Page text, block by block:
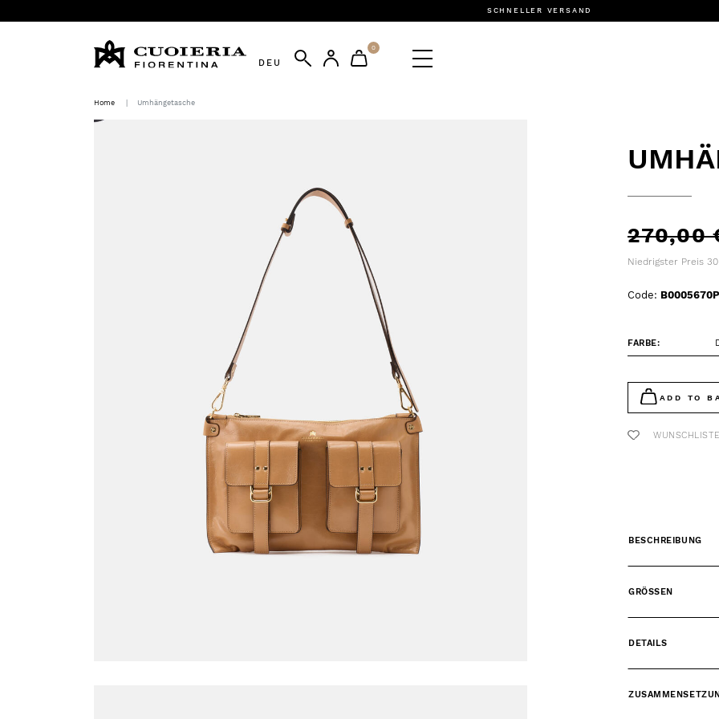
SCHNELLER VERSAND
DEU
0
Home Umhängetasche
270,00
Niedrigster Preis 30
Code:
FARBE:
ADD TO
WUNSCHLISTE
BESCHREIBUNG
GRÖSSEN
DETAILS